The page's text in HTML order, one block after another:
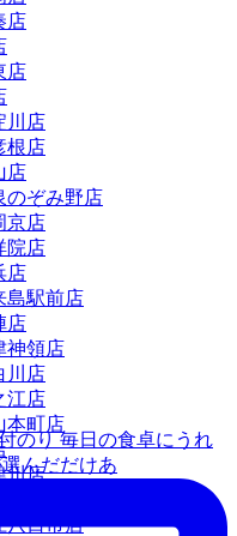
のり 毎日の食卓にうれ
んだだけあ
店
店
川店
根店
店
のぞみ野店
京店
院店
店
島駅前店
店
神領店
川店
江店
本町店
川店
八日市店